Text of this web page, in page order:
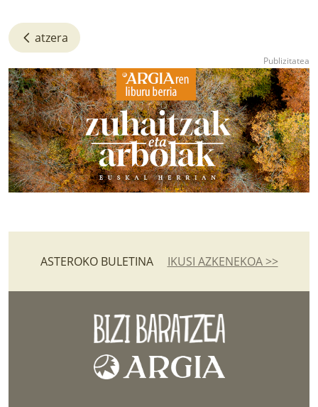
atzera
ASTEROKO BULETINA IKUSI AZKENEKOA >>